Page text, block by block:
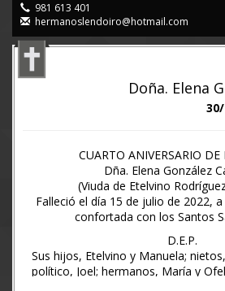
Esther; sobrinos políticos, ahijados,
Ruegan una oración por el eterno
comunican la celebración del
que tendrá lugar el próximo
del mediodía en la iglesia parroquial
(Cambre), dando las gracias a
981 613 401
hermanoslendoiro@hotmail.com
Doña. Elena
CUARTO ANIVERSARIO DE
Dña. Elena González
(Viuda de Etelvino
Falleció el día 15 de julio de 2022,
confortada con los Santos
D.E.P.
Sus hijos, Etelvino y Manuela;
político, Joel; hermanos, María y